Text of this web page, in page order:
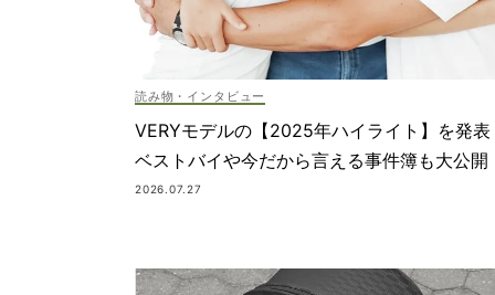
読み物・インタビュー
VERYモデルの【2025年ハイライト】を発表
ベストバイや今だから言える事件簿も大公開
2026.07.27